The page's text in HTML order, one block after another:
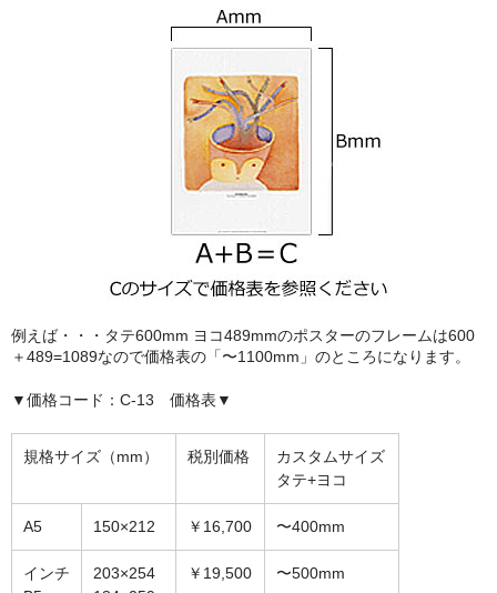
フランス製モノクロフォト額装
よくあるご質問
FAX専用ご注文用紙
お問い合わせフォーム
メンバー
カート
例えば・・・タテ600mm ヨコ489mmのポスターのフレームは600
＋489=1089なので価格表の「〜1100mm」のところになります。
▼価格コード：C-13 価格表▼
規格サイズ（mm） 税別価格
カスタムサイズ
タテ+ヨコ
A5 150×212 ￥16,700 〜400mm
インチ
203×254
￥19,500 〜500mm